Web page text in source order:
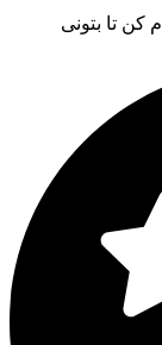
کن تا بتونی